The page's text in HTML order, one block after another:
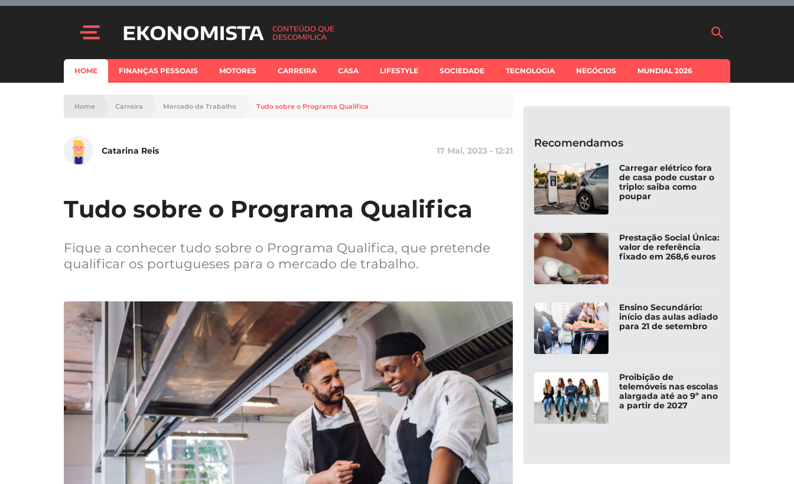
HOME FINANÇAS PESSOAIS MOTORES CARREIRA CASA LIFESTYLE SOCIEDADE TECNOLOGIA NEGÓCIOS MUNDIAL 2026
Home Carreira Mercado de Trabalho Tudo sobre o Programa Qualifica
Catarina Reis 17 Mai, 2023 - 12:21
Tudo sobre o Programa Qualifica
Fique a conhecer tudo sobre o Programa Qualifica, que pretende
qualificar os portugueses para o mercado de trabalho.
Recomendamos
Carregar elétrico fora
de casa pode custar o
triplo: saiba como
poupar
Prestação Social Única:
valor de referência
fixado em 268,6 euros
Ensino Secundário:
início das aulas adiado
para 21 de setembro
Proibição de
telemóveis nas escolas
alargada até ao 9º ano
a partir de 2027